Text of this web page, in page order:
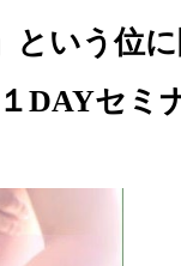
という位
DAYセミ